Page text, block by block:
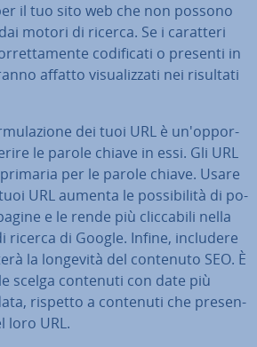
il tuo sito web che non possono
motori di ricerca. Se i caratteri
co­di­fi­ca­ti o presenti in
affatto vi­sua­liz­za­ti nei risultati
dei tuoi URL è un'op­por­
le parole chiave in essi. Gli URL
per le parole chiave. Usare
URL aumenta le pos­si­bi­li­tà di po­
e le rende più clic­ca­bi­li nella
ricerca di Google. Infine, includere
la longevità del contenuto SEO. È
scelga contenuti con date più
rispetto a contenuti che pre­sen­
loro URL.